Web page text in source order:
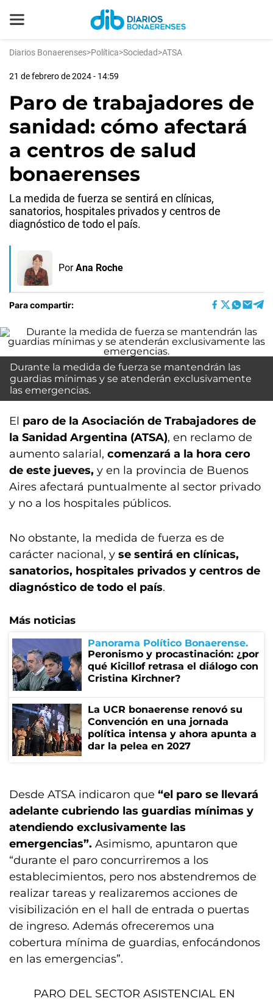
Diarios Bonaerenses>Política>Sociedad>ATSA
21 de febrero de 2024 - 14:59
Paro de trabajadores de
sanidad: cómo afectará
a centros de salud
bonaerenses
La medida de fuerza se sentirá en clínicas,
sanatorios, hospitales privados y centros de
diagnóstico de todo el país.
Por Ana Roche
Para compartir:
Durante la medida de fuerza se mantendrán las
guardias mínimas y se atenderán exclusivamente
las emergencias.
El paro de la Asociación de Trabajadores de
la Sanidad Argentina (ATSA), en reclamo de
aumento salarial, comenzará a la hora cero
de este jueves, y en la provincia de Buenos
Aires afectará puntualmente al sector privado
y no a los hospitales públicos.
No obstante, la medida de fuerza es de
carácter nacional, y se sentirá en clínicas,
sanatorios, hospitales privados y centros de
diagnóstico de todo el país.
Más noticias
Panorama Político Bonaerense
Peronismo y procastinación: ¿por
qué Kicillof retrasa el diálogo con
Cristina Kirchner?
La UCR bonaerense renovó su
Convención en una jornada
política intensa y ahora apunta a
dar la pelea en 2027
Desde ATSA indicaron que “el paro se llevará
adelante cubriendo las guardias mínimas y
atendiendo exclusivamente las
emergencias”. Asimismo, apuntaron que
“durante el paro concurriremos a los
establecimientos, pero nos abstendremos de
realizar tareas y realizaremos acciones de
visibilización en el hall de entrada o puertas
de ingreso. Además ofreceremos una
cobertura mínima de guardias, enfocándonos
en las emergencias”.
PARO DEL SECTOR ASISTENCIAL EN